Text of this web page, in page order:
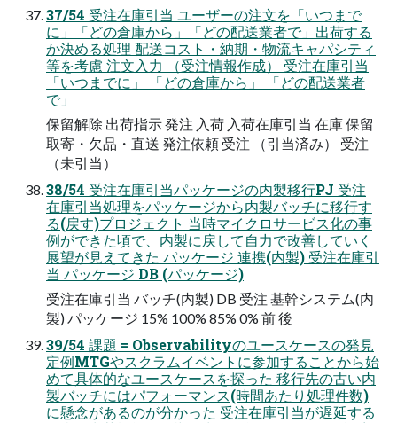
37/54 受注在庫引当 ユーザーの注文を「いつまで
に」「どの倉庫から」「どの配送業者で」出荷する
か決める処理 配送コスト・納期・物流キャパシティ
等を考慮 注文入力 （受注情報作成） 受注在庫引当
「いつまでに」 「どの倉庫から」 「どの配送業者
で」
保留解除 出荷指示 発注 入荷 入荷在庫引当 在庫 保留
取寄・欠品・直送 発注依頼 受注 （引当済み） 受注
（未引当）
38/54 受注在庫引当パッケージの内製移行PJ 受注
在庫引当処理をパッケージから内製バッチに移行す
る(戻す)プロジェクト 当時マイクロサービス化の事
例ができた頃で、内製に戻して自力で改善していく
展望が見えてきた パッケージ 連携(内製) 受注在庫引
当 パッケージ DB (パッケージ)
受注在庫引当 バッチ(内製) DB 受注 基幹システム(内
製) パッケージ 15% 100% 85% 0% 前 後
39/54 課題 = Observabilityのユースケースの発見
定例MTGやスクラムイベントに参加することから始
めて具体的なユースケースを探った 移行先の古い内
製バッチにはパフォーマンス(時間あたり処理件数)
に懸念があるのが分かった 受注在庫引当が遅延する